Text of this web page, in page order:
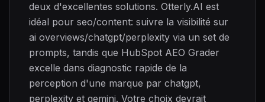
deux d'excellentes solutions. Otterly.AI est
idéal pour seo/content: suivre la visibilité sur
ai overviews/chatgpt/perplexity via un set de
prompts, tandis que HubSpot AEO Grader
excelle dans diagnostic rapide de la
perception d'une marque par chatgpt,
perplexity et gemini. Votre choix devrait